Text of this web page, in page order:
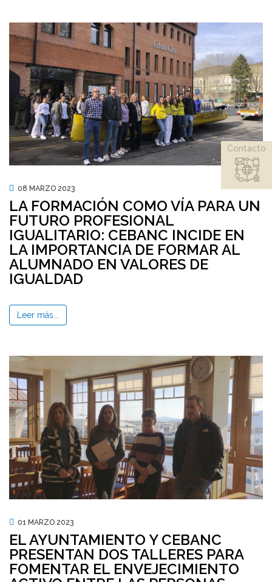
08 MARZO 2023
LA FORMACIÓN COMO VÍA PARA UN
FUTURO PROFESIONAL
IGUALITARIO: CEBANC INCIDE EN
LA IMPORTANCIA DE FORMAR AL
ALUMNADO EN VALORES DE
IGUALDAD
Leer más...
01 MARZO 2023
EL AYUNTAMIENTO Y CEBANC
PRESENTAN DOS TALLERES PARA
FOMENTAR EL ENVEJECIMIENTO
Contacto